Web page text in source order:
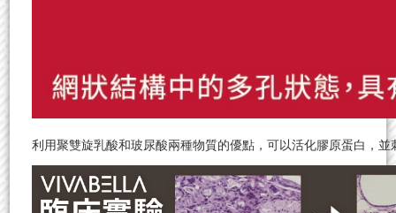
利用聚雙旋乳酸和玻尿酸兩種物質的優點，可以活化膠原蛋白，